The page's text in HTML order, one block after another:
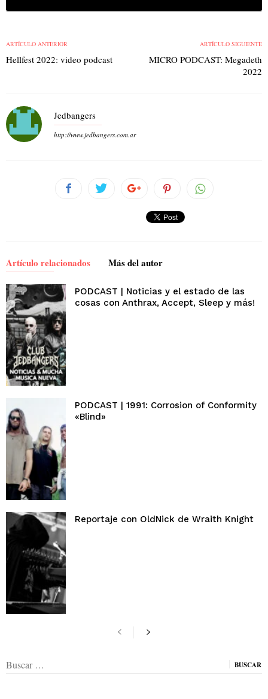
ARTÍCULO ANTERIOR
Hellfest 2022: video podcast
ARTÍCULO SIGUIENTE
MICRO PODCAST: Megadeth
2022
Jedbangers
http://www.jedbangers.com.ar
Artículo relacionados Más del autor
PODCAST | Noticias y el estado de las
cosas con Anthrax, Accept, Sleep y más!
PODCAST | 1991: Corrosion of Conformity
«Blind»
Reportaje con OldNick de Wraith Knight
Buscar: